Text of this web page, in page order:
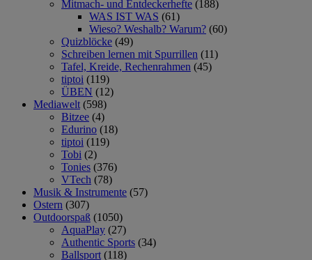
Mitmach- und Entdeckerhefte (188)
WAS IST WAS (61)
Wieso? Weshalb? Warum? (60)
Quizblöcke (49)
Schreiben lernen mit Spurrillen (11)
Tafel, Kreide, Rechenrahmen (45)
tiptoi (119)
ÜBEN (12)
Mediawelt (598)
Bitzee (4)
Edurino (18)
tiptoi (119)
Tobi (2)
Tonies (376)
VTech (78)
Musik & Instrumente (57)
Ostern (307)
Outdoorspaß (1050)
AquaPlay (27)
Authentic Sports (34)
Ballsport (118)